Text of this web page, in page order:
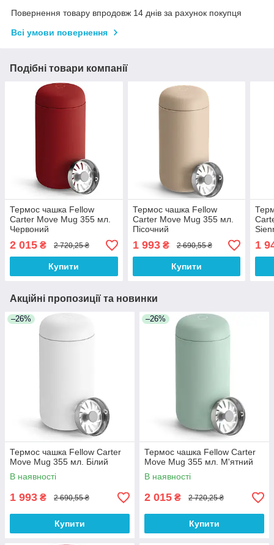
Повернення товару впродовж 14 днів за рахунок покупця
Всі умови повернення
Подібні товари компанії
Термос чашка Fellow
Carter Move Mug 355 мл.
Червоний
2 015 ₴ 2 720,25 ₴
Купити
Термос чашка Fellow
Carter Move Mug 355 мл.
Пісочний
1 993₴ 2 690,55 ₴
Купити
1
Акційні пропозиції та новинки
–26%
Термос чашка Fellow Carter
Move Mug 355 мл. Білий
В наявності
1 993 ₴ 2 690,55 ₴
Купити
–26%
Термос чашка Fellow Carter
Move Mug 355 мл. М'ятний
В наявності
2 015 ₴ 2 720,25 ₴
Купити